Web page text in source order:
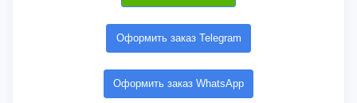
Оформить заказ Telegram
Оформить заказ WhatsApp